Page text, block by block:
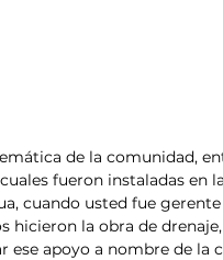
de la comunidad,
fueron instaladas en
cuando usted fue
la obra de
apoyo a nombre de la